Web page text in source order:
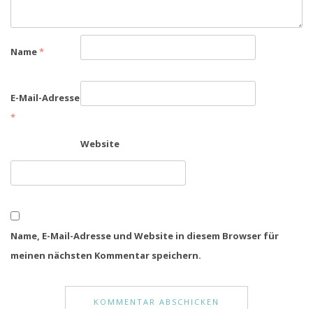
Name*
E-Mail-Adresse
*
Website
Name, E-Mail-Adresse und Website in diesem Browser für
meinen nächsten Kommentar speichern.